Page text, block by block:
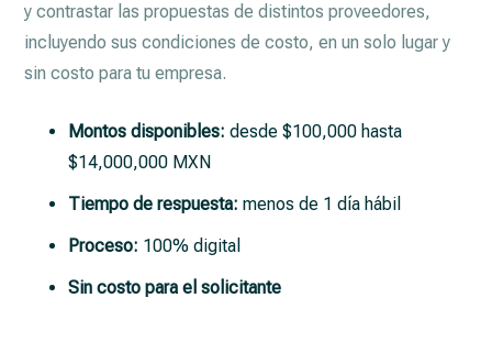
y contrastar las propuestas de distintos proveedores,
incluyendo sus condiciones de costo, en un solo lugar y
sin costo para tu empresa.
Montos disponibles: desde $100,000 hasta
$14,000,000 MXN
Tiempo de respuesta: menos de 1 día hábil
Proceso: 100% digital
Sin costo para el solicitante